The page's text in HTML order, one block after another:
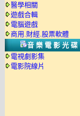
醫學相關
遊戲合輯
電腦遊戲
商用.財經.股票軟體
音樂電影光碟
電視劇影集
電影院線片